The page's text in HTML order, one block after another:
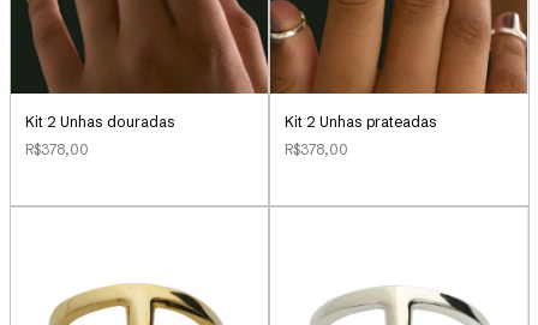
Kit 2 Unhas douradas
R$378,00
Kit 2 Unhas prateadas
R$378,00